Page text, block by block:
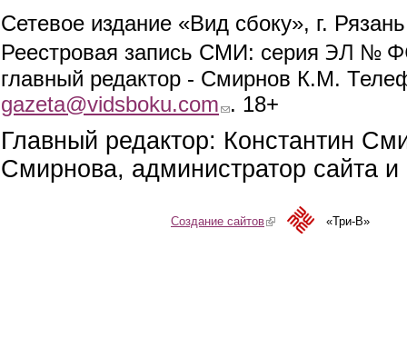
Сетевое издание «Вид сбоку», г.
Реестровая запись СМИ: серия ЭЛ №
главный редактор - Смирнов К.М.
gazeta@vidsboku.com (link sends e-mail)
. 18+
Главный редактор: Константин
Смирнова, администратор сайта
Создание сайтов(link is external)«Три-В»